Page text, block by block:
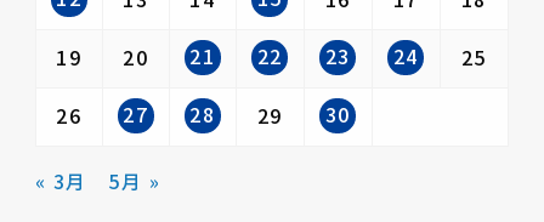
19
20 21 22 23 24
25
26
27 28 29 30
« 3月 5月 »